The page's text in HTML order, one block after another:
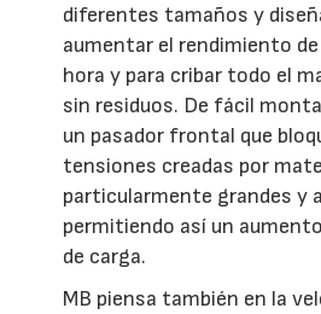
diferentes tamaños y
aumentar el rendimiento
hora y para cribar todo el
sin residuos. De fácil
un pasador frontal que
tensiones creadas por
particularmente grandes y
permitiendo así un
de carga.
MB piensa también en la